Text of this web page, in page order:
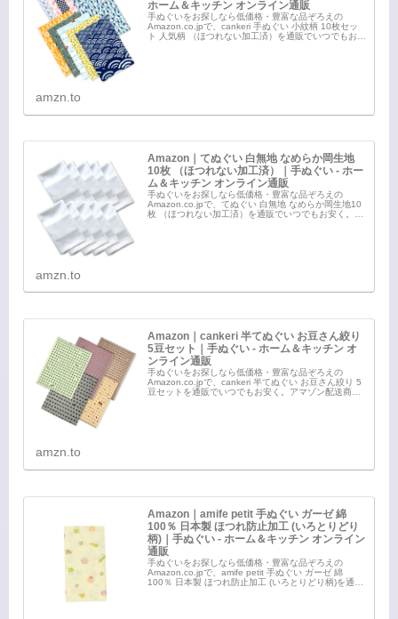
ホーム＆キッチン オンライン通販
手ぬぐいをお探しなら低価格・豊富な品ぞろえの
Amazon.co.jpで、cankeri 手ぬぐい 小紋柄 10枚セッ
ト 人気柄 （ほつれない加工済）を通販でいつでもお安
amzn.to
Amazon｜てぬぐい 白無地 なめらか岡生地
10枚 （ほつれない加工済）｜手ぬぐい - ホー
ム＆キッチン オンライン通販
手ぬぐいをお探しなら低価格・豊富な品ぞろえの
Amazon.co.jpで、てぬぐい 白無地 なめらか岡生地10
枚 （ほつれない加工済）を通販でいつでもお安く。ア
amzn.to
Amazon｜cankeri 半てぬぐい お豆さん絞り
5豆セット｜手ぬぐい - ホーム＆キッチン オ
ンライン通販
手ぬぐいをお探しなら低価格・豊富な品ぞろえの
Amazon.co.jpで、cankeri 半てぬぐい お豆さん絞り 5
豆セットを通販でいつでもお安く。アマゾン配送商品
amzn.to
Amazon｜amife petit 手ぬぐい ガーゼ 綿
100％ 日本製 ほつれ防止加工 (いろとりどり
柄)｜手ぬぐい - ホーム＆キッチン オンライン
通販
手ぬぐいをお探しなら低価格・豊富な品ぞろえの
Amazon.co.jpで、amife petit 手ぬぐい ガーゼ 綿
100％ 日本製 ほつれ防止加工 (いろとりどり柄)を通販